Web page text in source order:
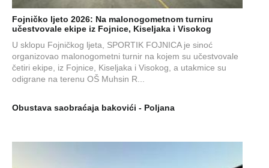
Fojničko ljeto 2026: Na malonogometnom turniru
učestvovale ekipe iz Fojnice, Kiseljaka i Visokog
U sklopu Fojničkog ljeta, SPORTIK FOJNICA je sinoć
organizovao malonogometni turnir na kojem su učestvovale
četiri ekipe, iz Fojnice, Kiseljaka i Visokog, a utakmice su
odigrane na terenu OŠ Muhsin R...
Obustava saobraćaja bakovići - Poljana